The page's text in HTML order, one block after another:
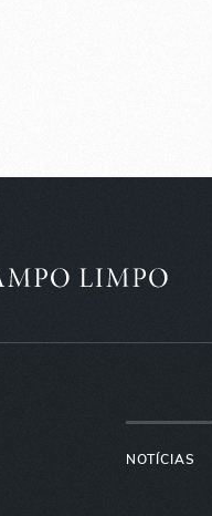
NOTÍCIAS